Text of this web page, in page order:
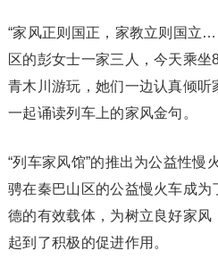
“家风正则国正，家教立则国立
区的彭女士一家三人，今天乘
青木川游玩，她们一边认真倾
一起诵读列车上的家风金句。
“列车家风馆”的推出为公益性慢
骋在秦巴山区的公益慢火车成
德的有效载体，为树立良好家风
起到了积极的促进作用。